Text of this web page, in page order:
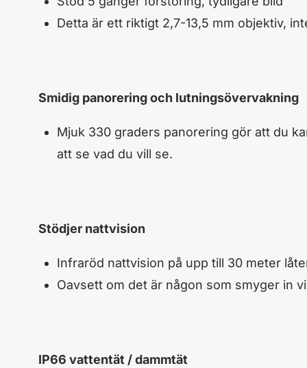
Detta är ett riktigt 2,7-13,5 mm objektiv,
Smidig panorering och lutningsövervakning
Mjuk 330 graders panorering gör att du
att se vad du vill se.
Stödjer nattvision
Infraröd nattvision på upp till 30 meter
Oavsett om det är någon som smyger in
IP66 vattentät / dammtät